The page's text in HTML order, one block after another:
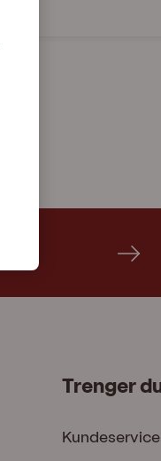
Trenger
Kundeservice